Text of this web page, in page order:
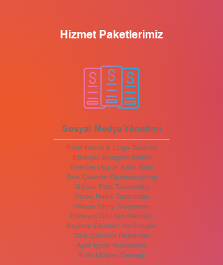
Hizmet Paketlerimiz
Sosyal Medya Yönetimi
Profil Resmi & Logo Tasarımı
Etkileyici Biyografi Metini
Sektöre Uygun Kalın Satır
Öne Çıkanlar Optimizasyonu
Görsel Post Tasarımları
Video Reels Tasarımları
Hikaye Story Tasarımları
Etkileyici Gönderi Metinleri
Keşfete Çıkartan Hashtaglar
Öne Çıkartan Reklamlar
Aylık İçerik Yedekleme
Anlık Müşteri Desteği